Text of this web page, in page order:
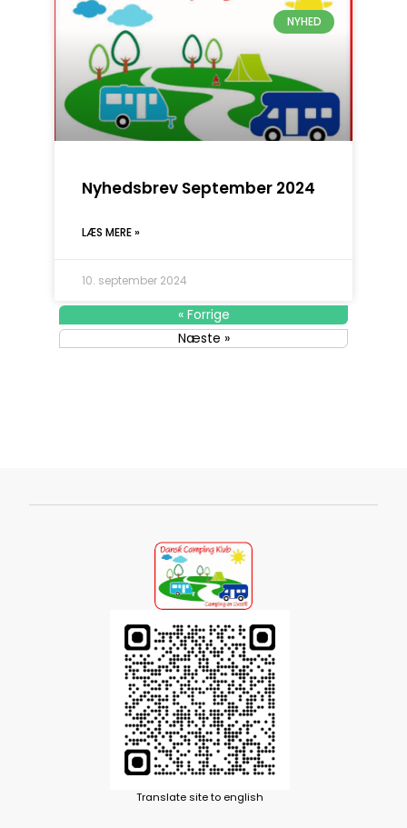
NYHED
Nyhedsbrev September 2024
LÆS MERE »
10. september 2024
« Forrige
Næste »
Translate site to english